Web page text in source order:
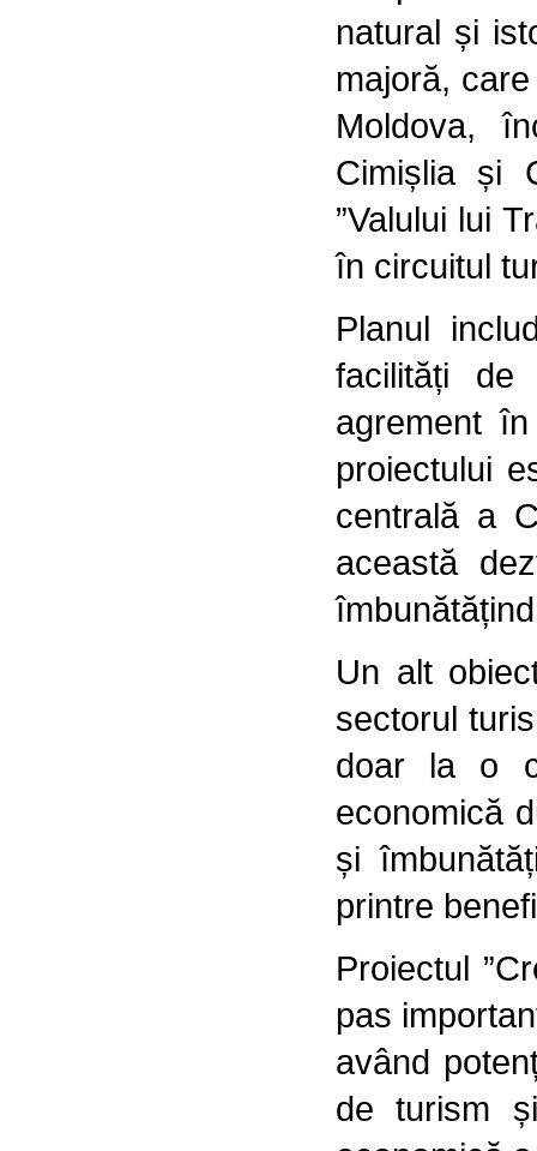
natural și
majoră,
Moldova,
Cimișlia și
”Valului lui
în circuitul
Planul
facilități
agrement
proiectului
centrală a
această
Un alt
sectorul
doar la o
economică
și
printre
Proiectul
pas
având
de turism